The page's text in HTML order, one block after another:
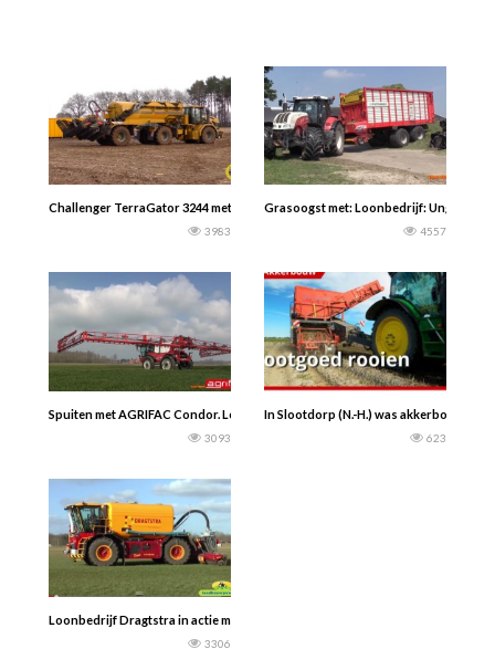
Challenger TerraGator 3244 met een NMS Trailer. Drijfmest uitrijden 2016.
3983
Grasoogst met: Loonbedrijf: Ungersma
4557
Spuiten met AGRIFAC Condor. Loon & Landb.Westerhof Woldendorp. / Tonnie
3093
In Slootdorp (N.-H.) was akkerbouwer
623
Loonbedrijf Dragtstra in actie met de nieuwe Vredo VT4546 met een 19,5
3306